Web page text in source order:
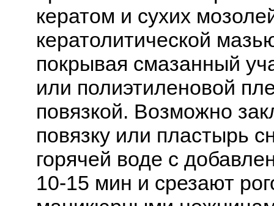
кератом и сухих
кератолитической
покрывая смазанный
или полиэтиленовой
повязкой. Возможно
повязку или пластырь
горячей воде с
10-15 мин и срезают